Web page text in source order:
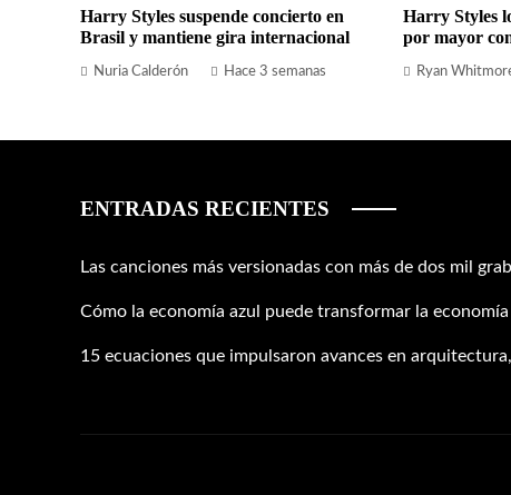
Harry Styles suspende concierto en
Brasil y mantiene gira internacional
Nuria Calderón Hace 3 semanas
Harry Styles
por mayor
Ryan
ENTRADAS RECIENTES
Las canciones más versionadas con más de dos mil
Cómo la economía azul puede transformar la
15 ecuaciones que impulsaron avances en